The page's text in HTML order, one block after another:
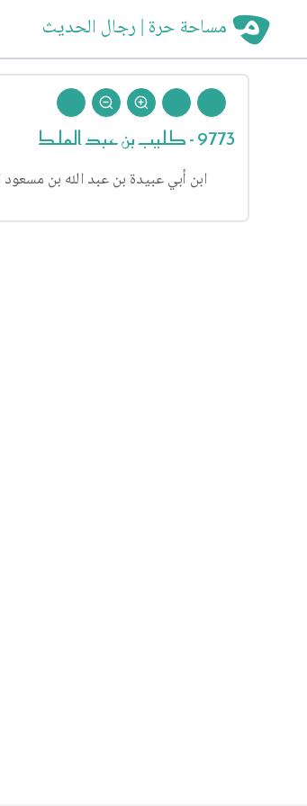
مساحة حرة | رجال الحديث
9773 - كليب بن عبد الملك
ابن أبي عبيدة بن عبد الله بن